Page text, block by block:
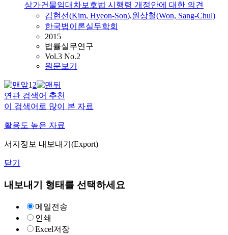
상가건물임대차보호법 시행령 개정안에 대한 의견
김현선(Kim, Hyeon-Son),원상철(Won, Sang-Chul)
한국법이론실무학회
2015
법률실무연구
Vol.3 No.2
원문보기
12
연관 검색어 추천
이 검색어로 많이 본 자료
활용도 높은 자료
서지정보 내보내기(Export)
닫기
내보내기 형태를 선택하세요
메일전송
인쇄
Excel저장